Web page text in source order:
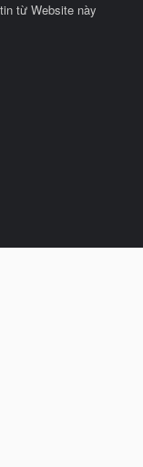
từ Website này